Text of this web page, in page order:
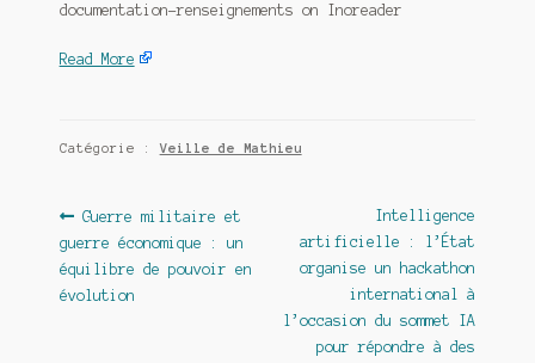
documentation-renseignements on Inoreader
Read More
Catégorie :Veille de Mathieu
Navigation
de
l’article
Article
précédent :
Guerre militaire et
guerre économique : un
équilibre de pouvoir en
évolution
Article
suivant :
Intelligence
artificielle : l’État
organise un hackathon
international à
l’occasion du sommet IA
pour répondre à des